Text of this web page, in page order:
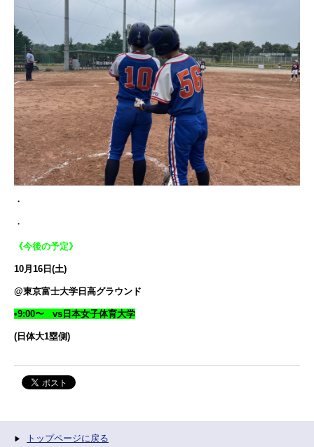
・
・
《今後の予定》
10月16日(土)
@東京富士大学日高グラウンド
•9:00〜 vs日本女子体育大学
(日体大1塁側)
トップページに戻る